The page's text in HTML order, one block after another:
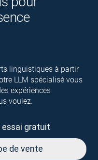
linguistiques à partir
LLM spécialisé vous
expériences
voulez.
gratuit
de vente